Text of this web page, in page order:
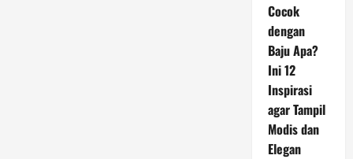
Cocok
dengan
Baju Apa?
Ini 12
Inspirasi
agar Tampil
Modis dan
Elegan